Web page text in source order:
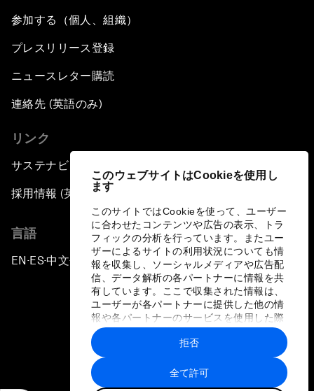
このウェブサイトはCookieを使用し
ます
このサイトではCookieを使って、ユーザー
に合わせたコンテンツや広告の表示、トラ
フィックの分析を行っています。またユー
ザーによるサイトの利用状況についても情
報を収集し、ソーシャルメディアや広告配
信、データ解析の各パートナーに情報を共
有しています。ここで収集された情報は、
ユーザーが各パートナーに提供した他の情
報や各パートナーのサービスを使用した際
に収集された情報と組み合わされ、各パー
トナーによって使用されることがありま
す。
全て許可
拒否
参加する（個人、組織）
プレスリリース登録
ニュースレター購読
連絡先 (英語のみ)
リンク
サステナビリティへの取り組み
採用情報 (英語のみ)
言語
EN ▪ES▪中文▪ 日本語
プライバシーポリシーと利用規約
サイトマップ